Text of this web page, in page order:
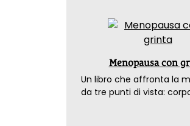
Menopausa con
Un libro che affronta la
da tre punti di vista: